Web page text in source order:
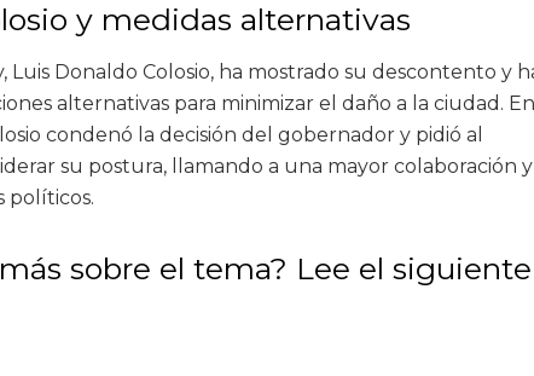
y medidas alternativas
Luis Donaldo Colosio, ha mostrado su descontento y
alternativas para minimizar el daño a la ciudad.
condenó la decisión del gobernador y pidió al
su postura, llamando a una mayor colaboración y
políticos.
sobre el tema? Lee el siguiente